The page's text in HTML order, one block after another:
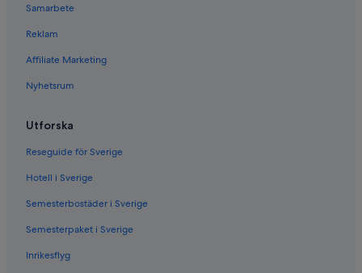
Samarbete
Reklam
Affiliate Marketing
Nyhetsrum
Utforska
Reseguide för Sverige
Hotell i Sverige
Semesterbostäder i Sverige
Semesterpaket i Sverige
Inrikesflyg